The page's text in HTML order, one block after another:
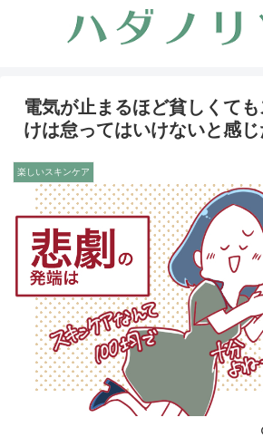
電気が止まるほど貧しくて
けは怠ってはいけないと感
楽しいスキンケア